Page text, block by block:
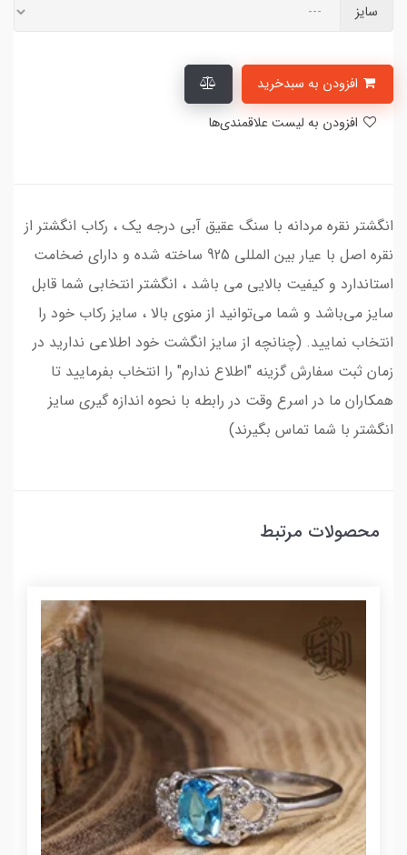
سایز
انگشتر نقره مردانه با سنگ عقیق آبی درجه یک ، رکاب انگشتر از
نقره اصل با عیار بین المللی 925 ساخته شده و دارای ضخامت
استاندارد و کیفیت بالایی می‌ باشد ، انگشتر انتخابی شما قابل
سایز می‌باشد و شما می‌توانید از منوی بالا ، سایز رکاب خود را
انتخاب نمایید. (چنانچه از سایز انگشت خود اطلاعی ندارید در
زمان ثبت سفارش گزینه "اطلاع ندارم" را انتخاب بفرمایید تا
همکاران ما در اسرع وقت در رابطه با نحوه اندازه گیری سایز
انگشتر با شما تماس بگیرند)
محصولات مرتبط